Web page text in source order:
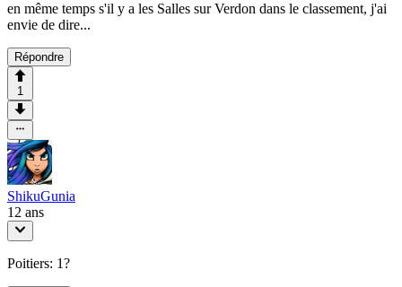
en même temps s'il y a les Salles sur Verdon dans le classement, j'ai
envie de dire...
Répondre
1
ShikuGunia
12 ans
Poitiers: 1?